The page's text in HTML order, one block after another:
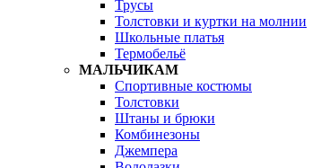
Трусы
Толстовки и куртки на молнии
Школьные платья
Термобельё
МАЛЬЧИКАМ
Спортивные костюмы
Толстовки
Штаны и брюки
Комбинезоны
Джемпера